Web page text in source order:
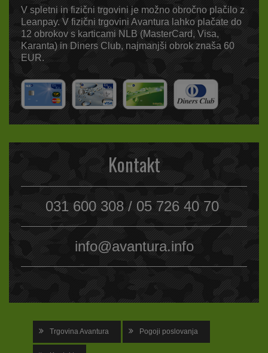
V spletni in fizični trgovini je možno obročno plačilo z
Leanpay. V fizični trgovini Avantura lahko plačate do
12 obrokov s karticami NLB (MasterCard, Visa,
Karanta) in Diners Club, najmanjši obrok znaša 60
EUR.
Kontakt
031 600 308 / 05 726 40 70
info@avantura.info
Trgovina Avantura Pogoji poslovanja